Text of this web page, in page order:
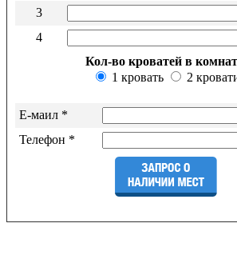
3
4
Кол-во кроватей в
1 кровать
2
Е-маил *
Телефон *